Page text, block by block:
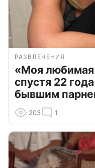
РАЗВЛЕЧЕНИЯ
«Моя любимая
спустя 22
бывшим
203 1